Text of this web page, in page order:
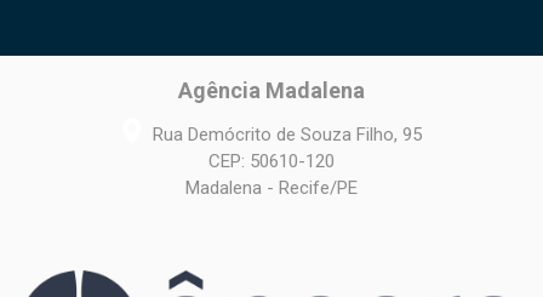
Agência Madalena
Rua Demócrito de Souza Filho, 95
CEP: 50610-120
Madalena - Recife/PE